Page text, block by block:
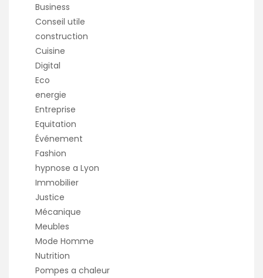
Business
Conseil utile
construction
Cuisine
Digital
Eco
energie
Entreprise
Equitation
Événement
Fashion
hypnose a Lyon
Immobilier
Justice
Mécanique
Meubles
Mode Homme
Nutrition
Pompes a chaleur